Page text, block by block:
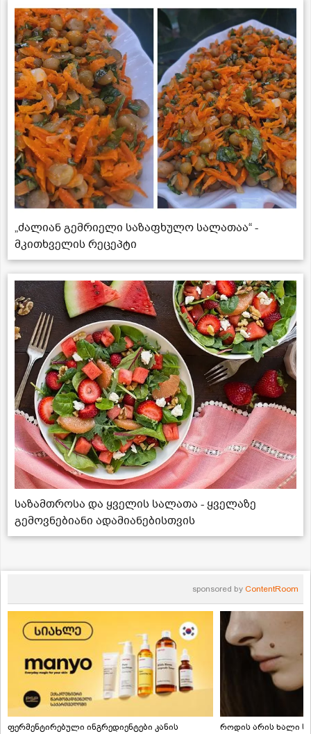
„ძალიან გემრიელი საზაფხულო სალათაა“ -
მკითხველის რეცეპტი
საზამთროსა და ყველის სალათა - ყველაზე
გემოვნებიანი ადამიანებისთვის
sponsored by ContentRoom
ფერმენტირებული ინგრედიენტები კანის როდის არის ხალი